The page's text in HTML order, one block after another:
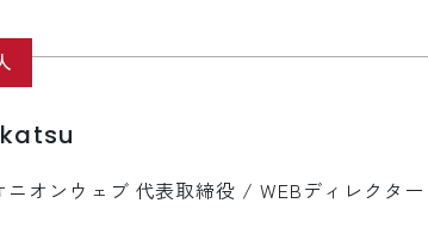
ニオンウェブ 代表取締役 / WEBディレクター